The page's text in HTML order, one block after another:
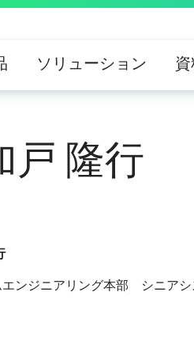
ソリューション
戸 隆行
エンジニアリング本部 シニア